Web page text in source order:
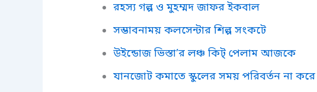
রহস্য গল্প ও মুহম্মদ জাফর ইকবাল
সম্ভাবনাময় কলসেন্টার শিল্প সংকটে
উইন্ডোজ ভিস্তা’র লঞ্চ কিট্ পেলাম আজকে
যানজোট কমাতে স্কুলের সময় পরিবর্তন না